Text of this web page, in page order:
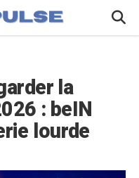
la
: beIN
lourde